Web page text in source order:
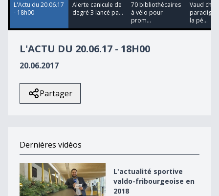
L'Actu du 20.06.17
- 18h00
Alerte canicule de
degré 3 lancé pa...
70 bibliothécaires
à vélo pour
prom...
Vaud
la pé...
L'ACTU DU 20.06.17 - 18H00
20.06.2017
Partager
Dernières vidéos
L&#039;actualité sportive valdo-fribourgeoise en 2018
L'actualité sportive
valdo-fribourgeoise en
2018